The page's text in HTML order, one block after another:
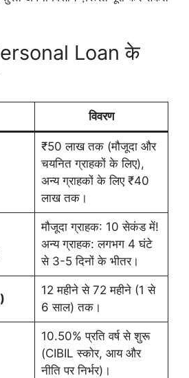
Loan के
विवरण
₹50 लाख तक (मौजूदा और
चयनित ग्राहकों के लिए),
अन्य ग्राहकों के लिए ₹40
लाख तक।
मौजूदा ग्राहक: 10 सेकंड में!
अन्य ग्राहक: लगभग 4 घंटे
से 3-5 दिनों के भीतर।
12 महीने से 72 महीने (1 से
6 साल) तक।
10.50% प्रति वर्ष से शुरू
(CIBIL स्कोर, आय और
नीति पर निर्भर)।